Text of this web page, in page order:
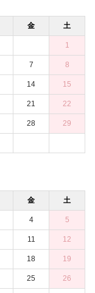
金 土
1
7 8
14 15
21 22
28 29
金 土
4 5
11 12
18 19
25 26